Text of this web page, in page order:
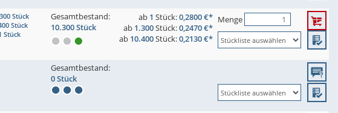
Stück
Stück
Stück
Gesamtbestand:
10.300 Stück
ab 1 Stück:0,2800 €*
ab 1.300Stück:0,2470 €*
ab 10.400Stück:0,2130 €*
Menge
Gesamtbestand:
0 Stück